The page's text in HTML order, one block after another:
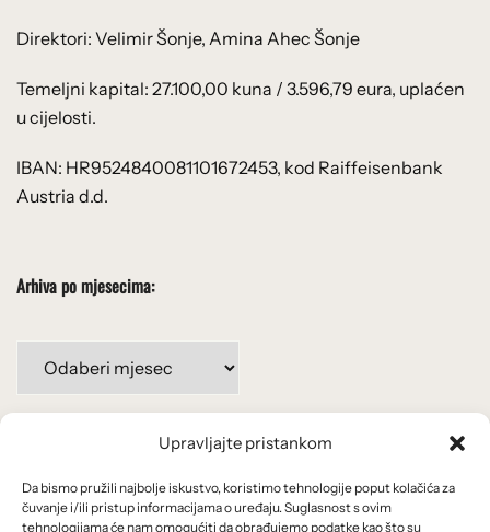
Upravljajte pristankom
Da bismo pružili najbolje iskustvo, koristimo tehnologije poput kolačića za
čuvanje i/ili pristup informacijama o uređaju. Suglasnost s ovim
tehnologijama će nam omogućiti da obrađujemo podatke kao što su
Direktori: Velimir Šonje, Amina Ahec Šonje
Temeljni kapital: 27.100,00 kuna / 3.596,79 eura, uplaćen
u cijelosti.
IBAN: HR9524840081101672453, kod Raiffeisenbank
Austria d.d.
Arhiva po mjesecima:
mjesecima:
Uvjeti korištenja